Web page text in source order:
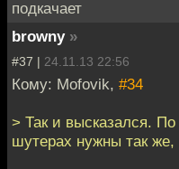
подкачает
browny »
#37 | 24.11.13 22:56
Кому: Mofovik, #34
> Так и высказался.
шутерах нужны так